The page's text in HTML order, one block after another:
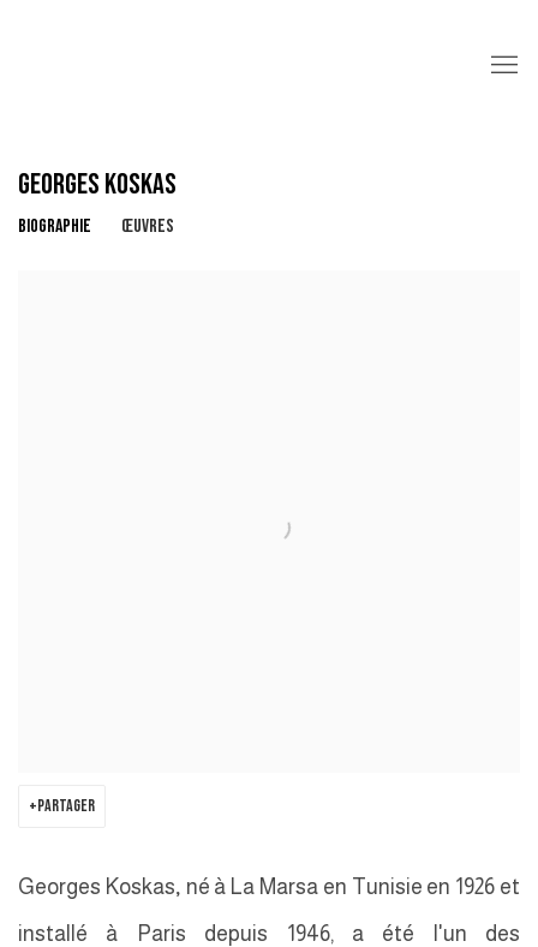
GEORGES KOSKAS
BIOGRAPHIE ŒUVRES
PARTAGER
Georges Koskas, né à La Marsa en Tunisie en 1926 et
installé à Paris depuis 1946, a été l'un des